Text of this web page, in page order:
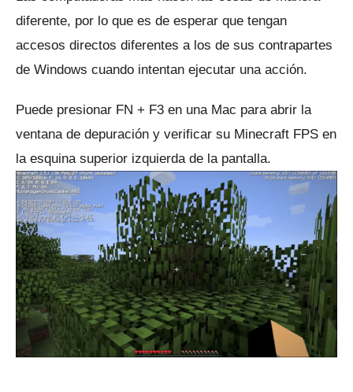
diferente, por lo que es de esperar que tengan
accesos directos diferentes a los de sus contrapartes
de Windows cuando intentan ejecutar una acción.
Puede presionar FN + F3 en una Mac para abrir la
ventana de depuración y verificar su Minecraft FPS en
la esquina superior izquierda de la pantalla.